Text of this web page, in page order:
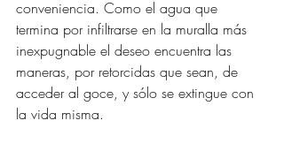
conveniencia. Como el agua que
termina por infiltrarse en la muralla más
inexpugnable el deseo encuentra las
maneras, por retorcidas que sean, de
acceder al goce, y sólo se extingue con
la vida misma.